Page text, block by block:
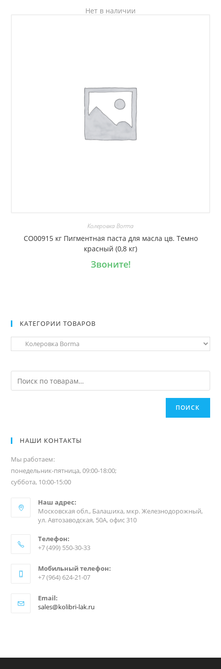
Нет в наличии
Колеровка Borma
CO00915 кг Пигментная паста для масла цв. Темно
красный (0,8 кг)
Звоните!
КАТЕГОРИИ ТОВАРОВ
ПОИСК
НАШИ КОНТАКТЫ
Мы работаем:
понедельник-пятница, 09:00-18:00;
суббота, 10:00-15:00
Наш адрес:
Московская обл., Балашиха, мкр. Железнодорожный,
ул. Автозаводская, 50А, офис 310
Телефон:
+7 (499) 550-30-33
Мобильный телефон:
+7 (964) 624-21-07
Email:
sales@kolibri-lak.ru